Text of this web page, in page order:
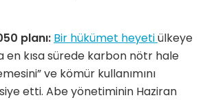
planı: Bir hükümet heyetiülkeye
en kısa sürede karbon nötr hale
ve kömür kullanımını
etti. Abe yönetiminin Haziran